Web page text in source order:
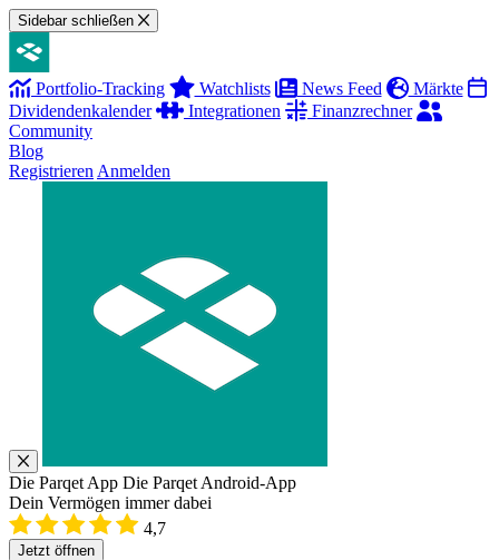
Sidebar schließen
Portfolio-Tracking Watchlists News Feed
Märkte
Dividendenkalender
Integrationen
Finanzrechner
Community
Blog
Registrieren Anmelden
Die Parqet App Die Parqet Android-App
Dein Vermögen immer dabei
4,7
Jetzt öffnen